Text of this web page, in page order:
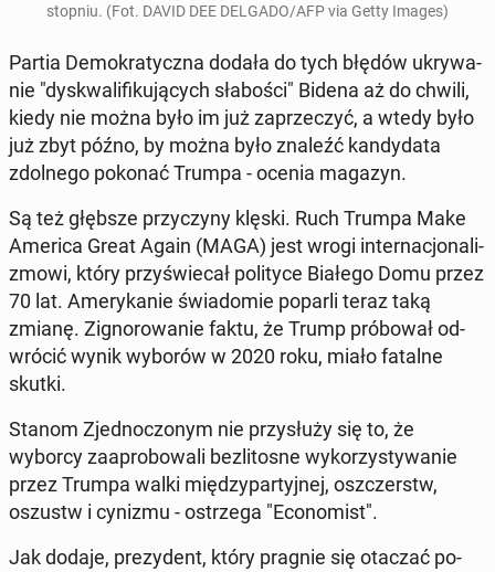
stopniu. (Fot. DAVID DEE DELGADO/AFP via Getty Images)
Partia De­mo­kra­tycz­na dodała do tych błędów ukry­wa­
nie "dys­kwa­li­fi­ku­ją­cych sła­bo­ści" Bidena aż do chwili,
kiedy nie można było im już za­prze­czyć, a wtedy było
już zbyt późno, by można było znaleźć kan­dy­da­ta
zdol­ne­go pokonać Trumpa - ocenia magazyn.
Są też głębsze przy­czy­ny klęski. Ruch Trumpa Make
America Great Again (MAGA) jest wrogi in­ter­na­cjo­na­li­
zmo­wi, który przy­świe­cał po­li­ty­ce Białego Domu przez
70 lat. Ame­ry­ka­nie świa­do­mie poparli teraz taką
zmianę. Zi­gno­ro­wa­nie faktu, że Trump pró­bo­wał od­
wró­cić wynik wyborów w 2020 roku, miało fatalne
skutki.
Stanom Zjed­no­czo­nym nie przy­słu­ży się to, że
wyborcy za­apro­bo­wa­li bez­li­to­sne wy­ko­rzy­sty­wa­nie
przez Trumpa walki mię­dzy­par­tyj­nej, oszczerstw,
oszustw i cynizmu - ostrze­ga "Eco­no­mist".
Jak dodaje, pre­zy­dent, który pragnie się otaczać po­